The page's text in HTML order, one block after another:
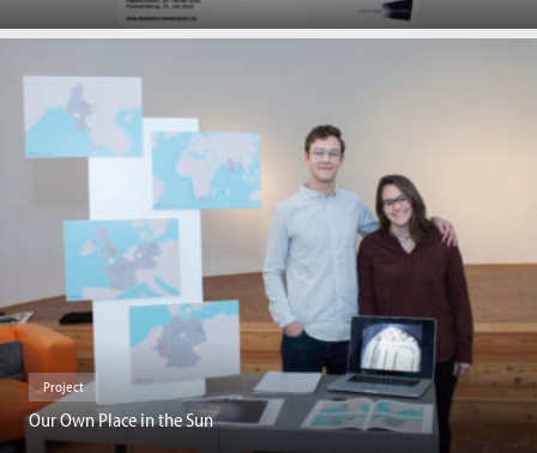
Project
Our Own Place in the Sun